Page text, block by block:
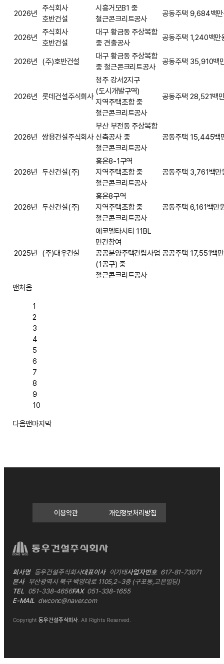
2026년
주식회사
호반건설
시흥거모B1 중
철근콘크리트공사
공동주택 9,684백만
2026년
주식회사
호반건설
대구 황금동 주상복합
중 견출공사
공동주택 1,240백만
2026년 (주)호반건설
대구 황금동 주상복합
중 철근콘크리트공사
공동주택 35,910백
2026년 롯데건설주식회사
청주 강서2지구
(도시개발구역)
지역주택조합 중
철근콘크리트공사
공동주택 28,521백
2026년 쌍용건설주식회사
부산 부전동 주상복합
신축공사 중
철근콘크리트공사
공동주택 15,445백
2026년 두산건설(주)
홍은8-1구역
지역주택조합 중
철근콘크리트공사
공동주택 3,761백만
2026년 두산건설(주)
홍은8구역
지역주택조합 중
철근콘크리트공사
공동주택 6,161백만
2025년 (주)대우건설
에코델타시티 11BL
민간참여
공공분양주택건립사업
(1공구) 중
철근콘크리트공사
공공주택 17,551백
맨처음
1
2
3
4
5
6
7
8
9
10
다음맨마지막
이용약관 개인정보처리방침
회사명 동우건설주식회사대표이사 이기태사업자번호 617-81-73071
본사 부산광역시 북구 백양대로 1105,2~3층 (구포동,고은빌딩)
TEL 051-338-4656FAX 051-338-1655
E-MAIL dwconc@naver.com
Copyright동우건설주식회사.All Rights Reserved.